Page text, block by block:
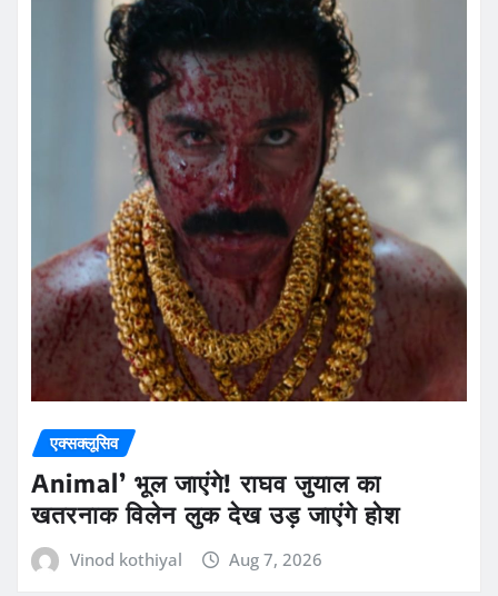
एक्सक्लूसिव
Animal’ भूल जाएंगे! राघव जुयाल का
खतरनाक विलेन लुक देख उड़ जाएंगे होश
Vinod kothiyal Aug 7, 2026